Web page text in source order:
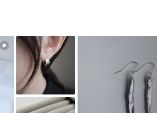
幕顯示色調而有所不同／
屬為正常現象／
找我們^^ /